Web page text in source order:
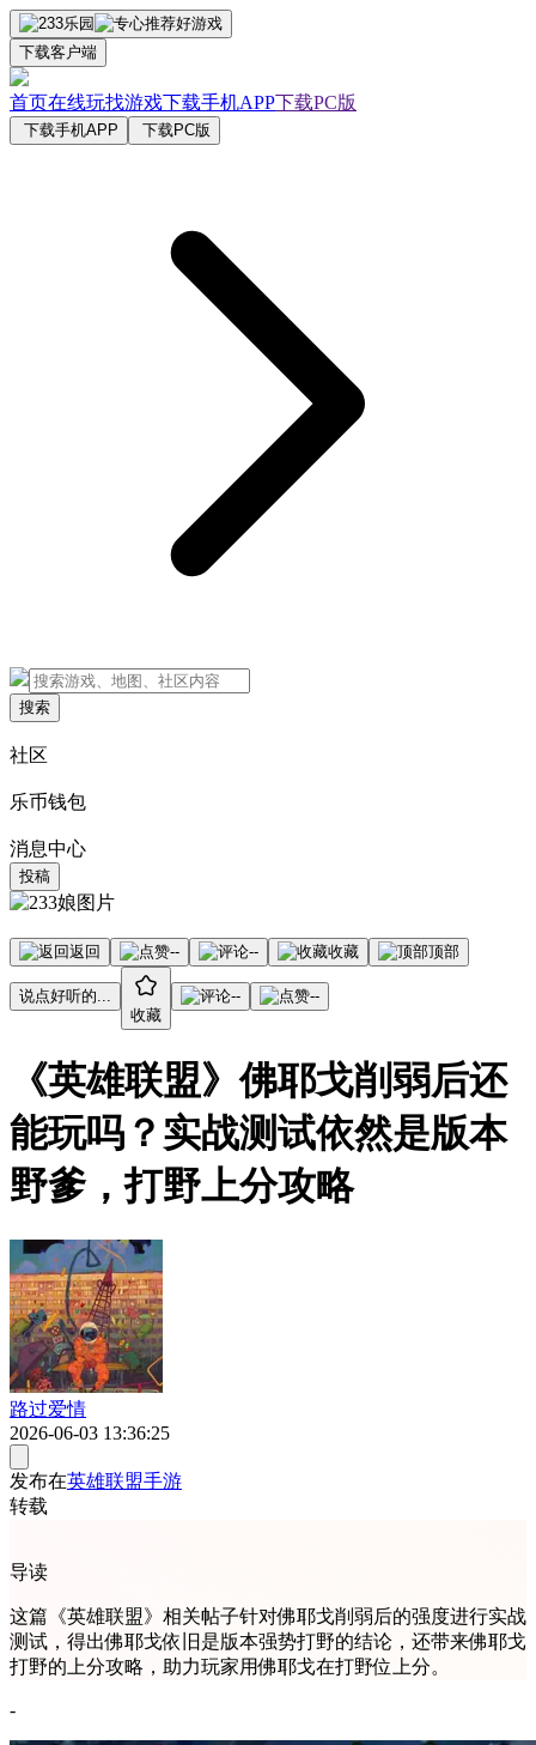
下载客户端
首页在线玩找游戏下载手机APP下载PC版
下载手机APP 下载PC版
搜索
社区
乐币钱包
消息中心
投稿
返回 -- -- 收藏 顶部
说点好听的...
收藏
-- --
《英雄联盟》佛耶戈削弱后还
能玩吗？实战测试依然是版本
野爹，打野上分攻略
路过爱情
2026-06-03 13:36:25
发布在英雄联盟手游
转载
导读
这篇《英雄联盟》相关帖子针对佛耶戈削弱后的强度进行实战
测试，得出佛耶戈依旧是版本强势打野的结论，还带来佛耶戈
打野的上分攻略，助力玩家用佛耶戈在打野位上分。
-